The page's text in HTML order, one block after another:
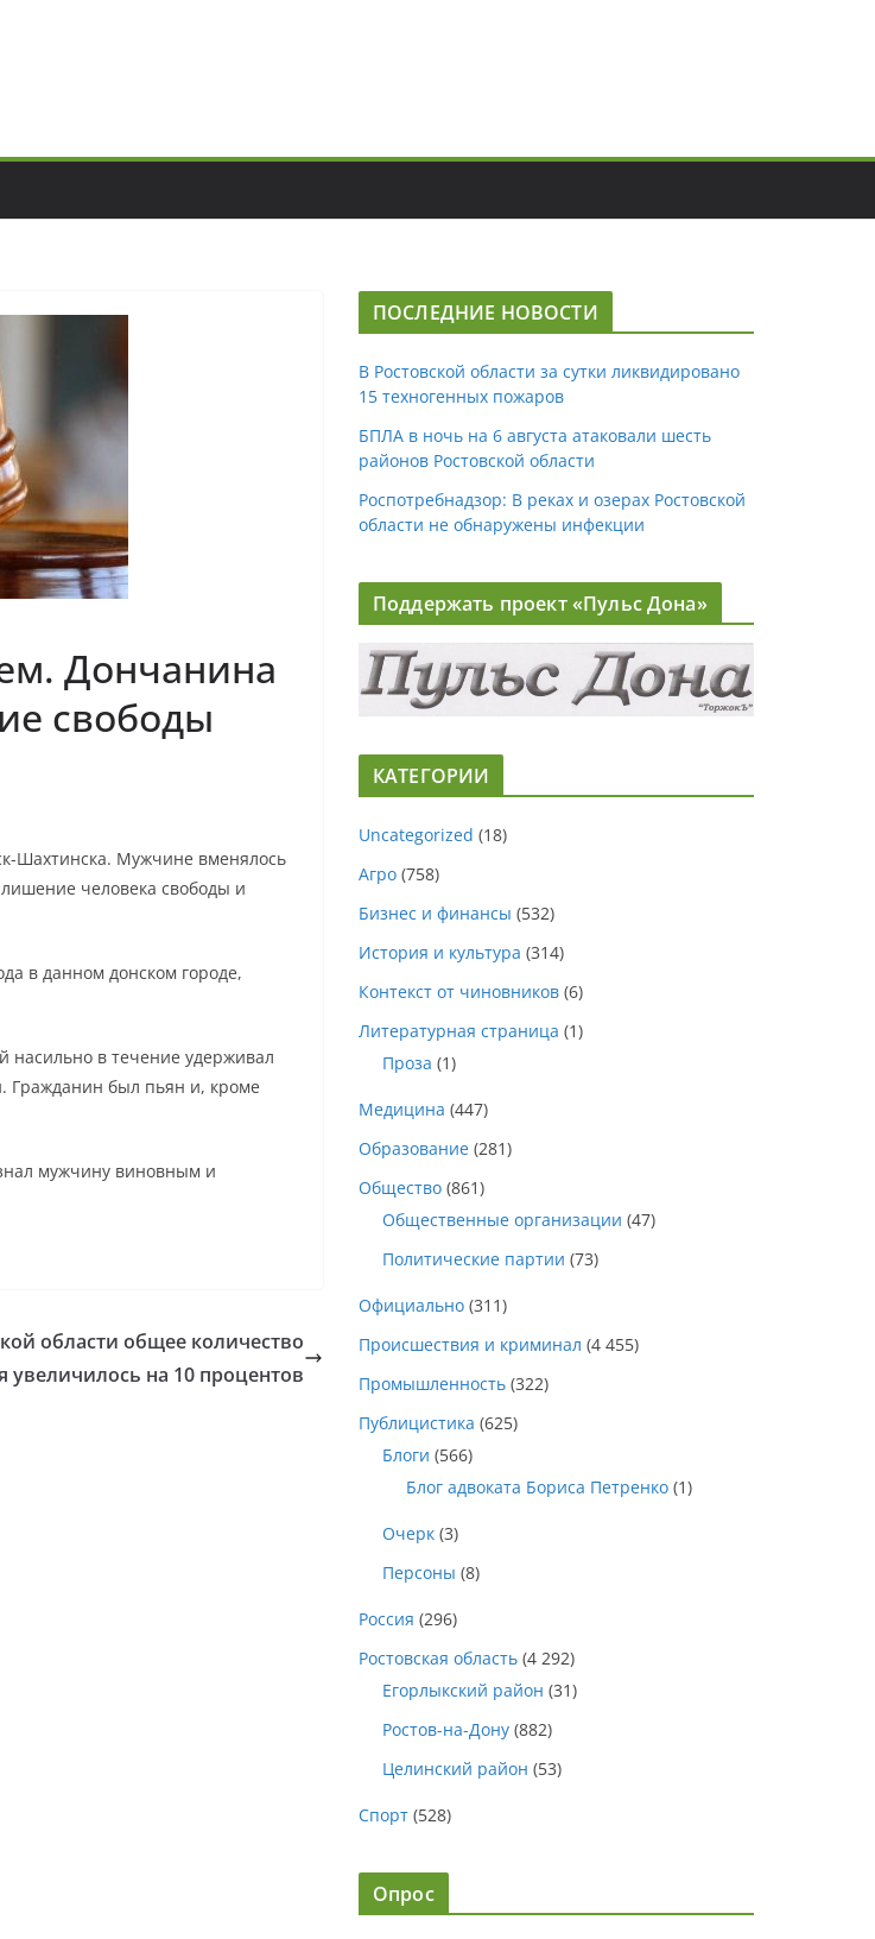
Дончанина
свободы
Шахтинска. Мужчине вменялось
человека свободы и
в данном донском городе,
насильно в течение удерживал
Гражданин был пьян и, кроме
мужчину виновным и
области общее количество
увеличилось на 10 процентов
ПОСЛЕДНИЕ НОВОСТИ
В Ростовской области за сутки ликвидировано
15 техногенных пожаров
БПЛА в ночь на 6 августа атаковали шесть
районов Ростовской области
Роспотребнадзор: В реках и озерах Ростовской
области не обнаружены инфекции
Поддержать проект «Пульс Дона»
КАТЕГОРИИ
Uncategorized (18)
Агро (758)
Бизнес и финансы (532)
История и культура (314)
Контекст от чиновников (6)
Литературная страница (1)
Проза (1)
Медицина (447)
Образование (281)
Общество (861)
Общественные организации (47)
Политические партии (73)
Официально (311)
Происшествия и криминал (4 455)
Промышленность (322)
Публицистика (625)
Блоги (566)
Блог адвоката Бориса Петренко (1)
Очерк (3)
Персоны (8)
Россия (296)
Ростовская область (4 292)
Егорлыкский район (31)
Ростов-на-Дону (882)
Целинский район (53)
Спорт (528)
Опрос